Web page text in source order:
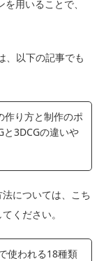
用いることで、
、以下の記事でも
作り方と制作のポ
と3DCGの違いや
については、こち
ください。
使われる18種類